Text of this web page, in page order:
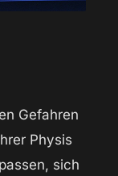
Gefahren
Physis
sich